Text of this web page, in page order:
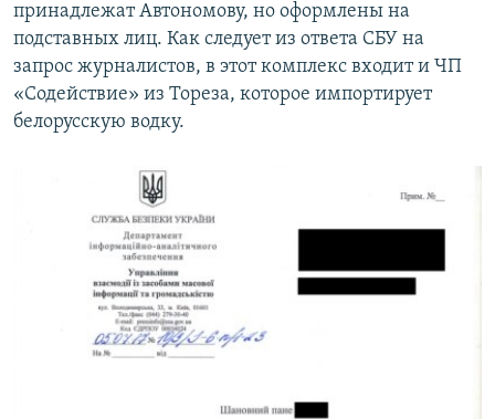
принадлежат Автономову, но оформлены на
подставных лиц. Как следует из ответа СБУ на
запрос журналистов, в этот комплекс входит и ЧП
«Содействие» из Тореза, которое импортирует
белорусскую водку.